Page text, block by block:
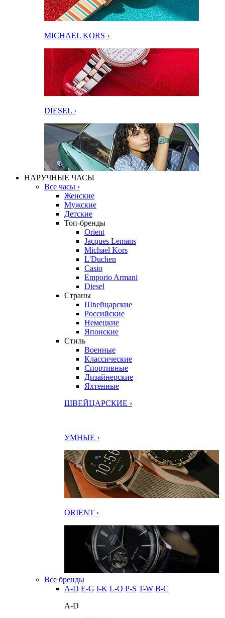
MICHAEL KORS ›
DIESEL ›
НАРУЧНЫЕ ЧАСЫ
Все часы ›
Женские
Мужские
Детские
Топ-бренды
Orient
Jacques Lemans
Michael Kors
L'Duchen
Casio
Emporio Armani
Diesel
Страны
Швейцарские
Российские
Немецкие
Японские
Стиль
Военные
Классические
Спортивные
Дизайнерские
Яхтенные
ШВЕЙЦАРСКИЕ ›
УМНЫЕ ›
ORIENT ›
Все бренды
A-D E-G I-K L-O P-S T-W В-С
A-D